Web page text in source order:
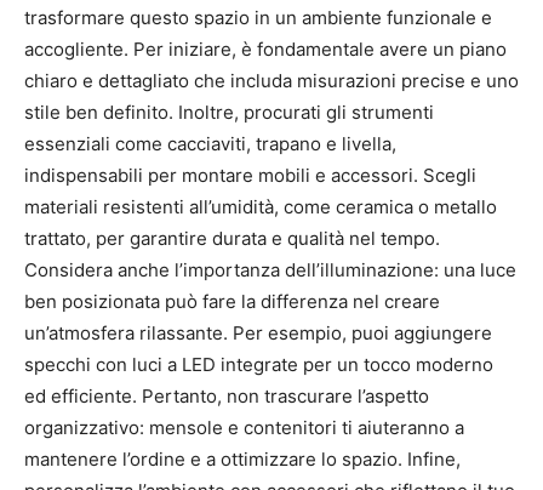
trasformare questo spazio in un ambiente funzionale e
accogliente. Per iniziare, è fondamentale avere un piano
chiaro e dettagliato che includa misurazioni precise e uno
stile ben definito. Inoltre, procurati gli strumenti
essenziali come cacciaviti, trapano e livella,
indispensabili per montare mobili e accessori. Scegli
materiali resistenti all’umidità, come ceramica o metallo
trattato, per garantire durata e qualità nel tempo.
Considera anche l’importanza dell’illuminazione: una luce
ben posizionata può fare la differenza nel creare
un’atmosfera rilassante. Per esempio, puoi aggiungere
specchi con luci a LED integrate per un tocco moderno
ed efficiente. Pertanto, non trascurare l’aspetto
organizzativo: mensole e contenitori ti aiuteranno a
mantenere l’ordine e a ottimizzare lo spazio. Infine,